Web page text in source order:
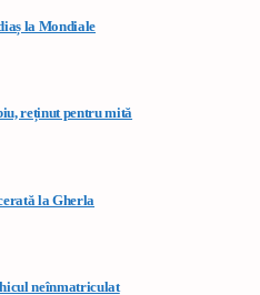
la Mondiale
reținut pentru mită
la Gherla
neînmatriculat